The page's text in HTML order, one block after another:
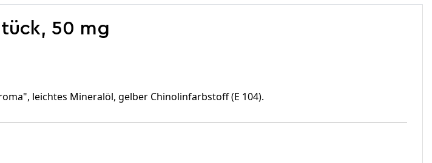
50 mg
leichtes Mineralöl, gelber Chinolinfarbstoff (E 104).